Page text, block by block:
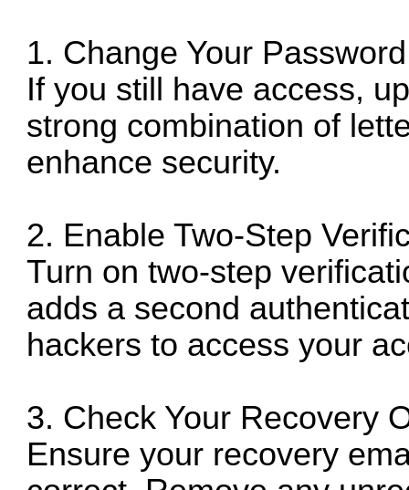
1. Change Your Password
If you still have access,
strong combination of
enhance security.
2. Enable Two-Step
Turn on two-step
adds a second
hackers to access your
3. Check Your Recovery
Ensure your recovery